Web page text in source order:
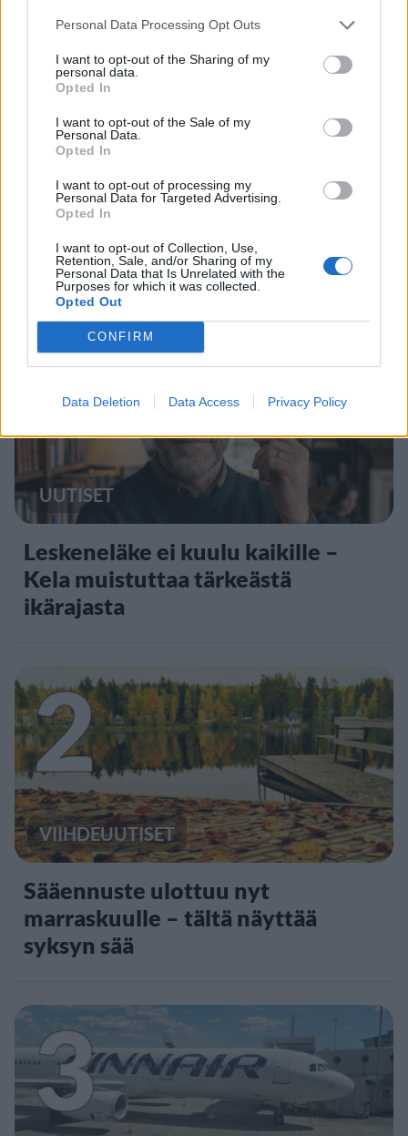
Personal Data Processing Opt Outs
I want to opt-out of the Sharing of my
personal data.
Opted In
I want to opt-out of the Sale of my
Personal Data.
Opted In
I want to opt-out of processing my
Personal Data for Targeted Advertising.
Opted In
I want to opt-out of Collection, Use,
Retention, Sale, and/or Sharing of my
Personal Data that Is Unrelated with the
Purposes for which it was collected.
Opted Out
CONFIRM
Data Deletion Data Access Privacy Policy
Staran luetuimmat
1
UUTISET
Leskeneläke ei kuulu kaikille –
Kela muistuttaa tärkeästä
ikärajasta
2
VIIHDEUUTISET
Sääennuste ulottuu nyt
marraskuulle – tältä näyttää
syksyn sää
3